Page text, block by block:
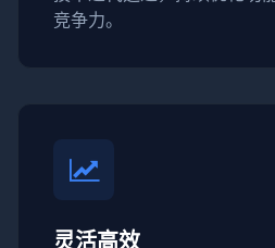
竞争力。
灵活高效